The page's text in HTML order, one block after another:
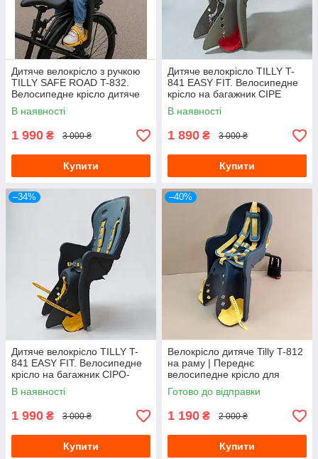
Дитяче велокрісло з ручкою
TILLY SAFE ROAD T-832.
Велосипедне крісло дитяче
В наявності
1 990 ₴ 3 000 ₴
Купити
Дитяче велокрісло TILLY T-
841 EASY FIT. Велосипедне
крісло на багажник СІРЕ
В наявності
1 890 ₴ 3 000 ₴
Купити
–34%
Дитяче велокрісло TILLY T-
841 EASY FIT. Велосипедне
крісло на багажник СІРО-
ЖОВТЕ
В наявності
1 990 ₴ 3 000 ₴
Купити
–40%
Велокрісло дитяче Tilly T-812
на раму | Переднє
велосипедне крісло для
дитини | Сіро-жовте
Готово до відправки
1 190 ₴ 2 000 ₴
Купити